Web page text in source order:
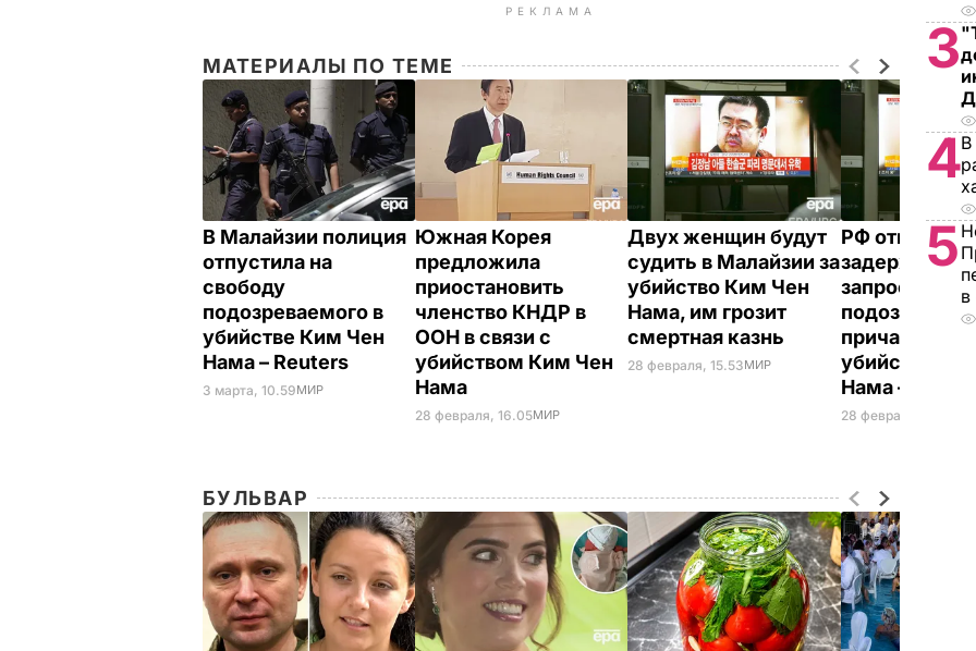
РЕКЛАМА
МАТЕРИАЛЫ ПО ТЕМЕ
В Малайзии полиция
отпустила на
свободу
подозреваемого в
убийстве Ким Чен
Нама – Reuters
3 марта, 10.59МИР
Южная Корея
предложила
приостановить
членство КНДР в
ООН в связи с
убийством Ким Чен
Нама
28 февраля, 16.05МИР
Двух женщин будут
судить в Малайзии за
убийство Ким Чен
Нама, им грозит
смертная казнь
28 февраля, 15.53МИР
РФ
задержать по
запросу
причастности
убийству Ким
Нама – СМИ
28 февраля, 09.52
БУЛЬВАР
3
4В
5
в